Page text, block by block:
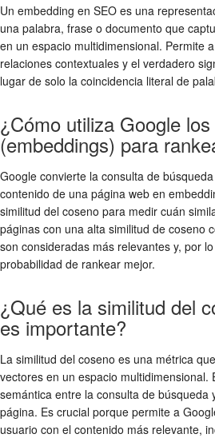
Un embedding en SEO es una
una palabra, frase o documento que
en un espacio multidimensional. Permite
relaciones contextuales y el verdadero
lugar de solo la coincidencia literal de
¿Cómo utiliza Google
(embeddings) para
Google convierte la consulta de
contenido de una página web en
similitud del coseno para medir cuán
páginas con una alta similitud de coseno
son consideradas más relevantes y, por
probabilidad de rankear mejor.
¿Qué es la similitud del
es importante?
La similitud del coseno es una métrica
vectores en un espacio multidimensional.
semántica entre la consulta de búsqueda
página. Es crucial porque permite a
usuario con el contenido más relevante,